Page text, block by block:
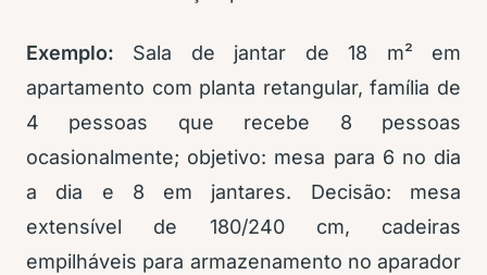
Exemplo: Sala de jantar de 18 m² em
apartamento com planta retangular, família de
4 pessoas que recebe 8 pessoas
ocasionalmente; objetivo: mesa para 6 no dia
a dia e 8 em jantares. Decisão: mesa
extensível de 180/240 cm, cadeiras
empilháveis para armazenamento no aparador